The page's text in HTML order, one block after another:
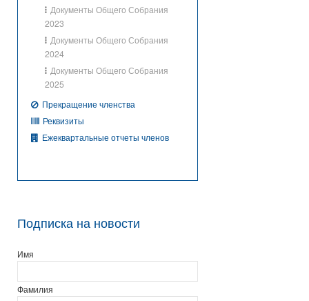
Документы Общего Собрания
2023
Документы Общего Собрания
2024
Документы Общего Собрания
2025
Прекращение членства
Реквизиты
Ежеквартальные отчеты членов
Подписка на новости
Имя
Фамилия